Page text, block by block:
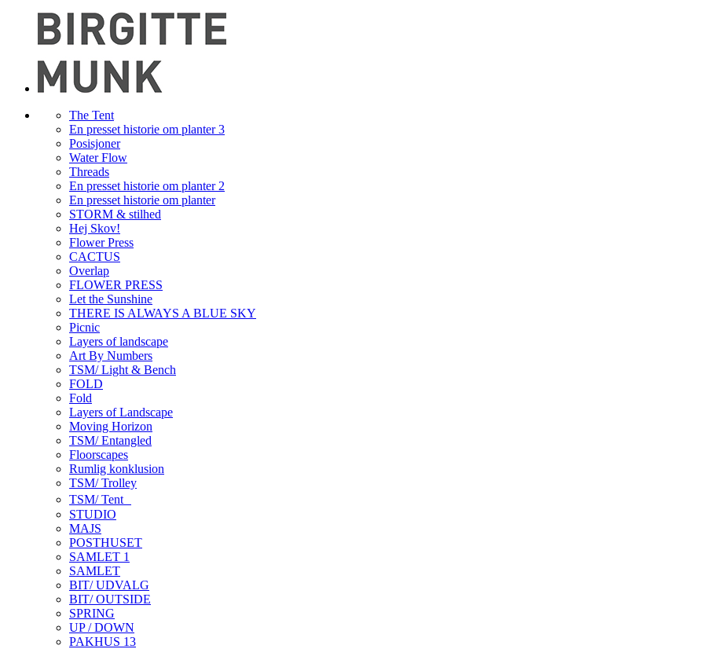
The Tent
En presset historie om planter 3
Posisjoner
Water Flow
Threads
En presset historie om planter 2
En presset historie om planter
STORM & stilhed
Hej Skov!
Flower Press
CACTUS
Overlap
FLOWER PRESS
Let the Sunshine
THERE IS ALWAYS A BLUE SKY
Picnic
Layers of landscape
Art By Numbers
TSM/ Light & Bench
FOLD
Fold
Layers of Landscape
Moving Horizon
TSM/ Entangled
Floorscapes
Rumlig konklusion
TSM/ Trolley
TSM/ Tent
STUDIO
MAJS
POSTHUSET
SAMLET 1
SAMLET
BIT/ UDVALG
BIT/ OUTSIDE
SPRING
UP / DOWN
PAKHUS 13